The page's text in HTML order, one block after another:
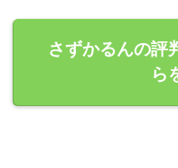
さずかるんの評
ら